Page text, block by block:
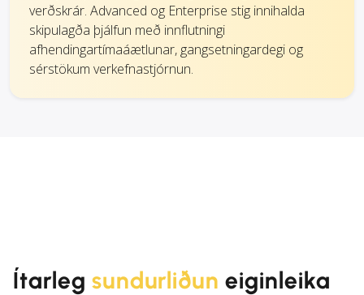
verðskrár. Advanced og Enterprise stig innihalda
skipulagða þjálfun með innflutningi
afhendingartímaáætlunar, gangsetningardegi og
sérstökum verkefnastjórnun.
Ítarleg sundurliðun eiginleika